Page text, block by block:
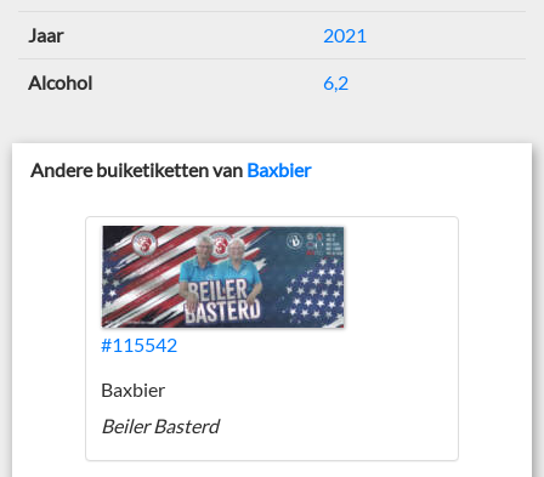
Jaar 2021
Alcohol 6,2
Andere buiketiketten van Baxbier
#115542
Baxbier
Beiler Basterd